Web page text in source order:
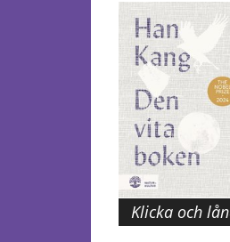
Klicka och